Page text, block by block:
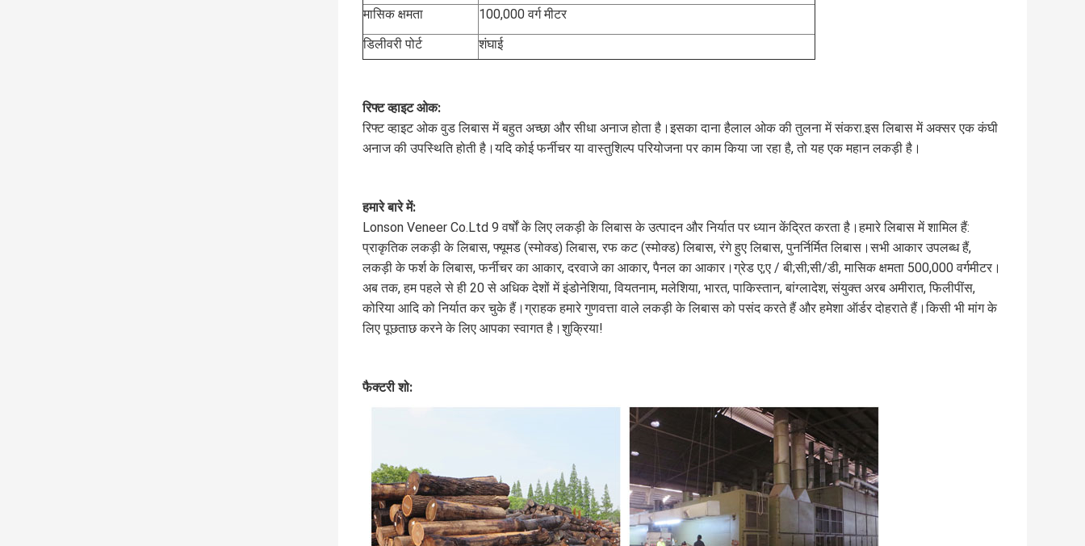
मासिक क्षमता
100,000 वर्ग मीटर
डिलीवरी पोर्ट
शंघाई
रिफ्ट व्हाइट ओक:
रिफ्ट व्हाइट ओक वुड लिबास में बहुत अच्छा और सीधा अनाज होता है।इसका दाना हैलाल ओक की तुलना में संकरा.इस लिबास में अक्सर एक कंघी
अनाज की उपस्थिति होती है।यदि कोई फर्नीचर या वास्तुशिल्प परियोजना पर काम किया जा रहा है, तो यह एक महान लकड़ी है।
हमारे बारे में:
Lonson Veneer Co.Ltd 9 वर्षों के लिए लकड़ी के लिबास के उत्पादन और निर्यात पर ध्यान केंद्रित करता है।हमारे लिबास में शामिल हैं:
प्राकृतिक लकड़ी के लिबास, फ्यूमड (स्मोक्ड) लिबास, रफ कट (स्मोक्ड) लिबास, रंगे हुए लिबास, पुनर्निर्मित लिबास।सभी आकार उपलब्ध हैं,
लकड़ी के फर्श के लिबास, फर्नीचर का आकार, दरवाजे का आकार, पैनल का आकार।ग्रेड ए;ए / बी;सी;सी/डी, मासिक क्षमता 500,000 वर्गमीटर।
अब तक, हम पहले से ही 20 से अधिक देशों में इंडोनेशिया, वियतनाम, मलेशिया, भारत, पाकिस्तान, बांग्लादेश, संयुक्त अरब अमीरात, फिलीपींस,
कोरिया आदि को निर्यात कर चुके हैं।ग्राहक हमारे गुणवत्ता वाले लकड़ी के लिबास को पसंद करते हैं और हमेशा ऑर्डर दोहराते हैं।किसी भी मांग के
लिए पूछताछ करने के लिए आपका स्वागत है।शुक्रिया!
फैक्टरी शो: